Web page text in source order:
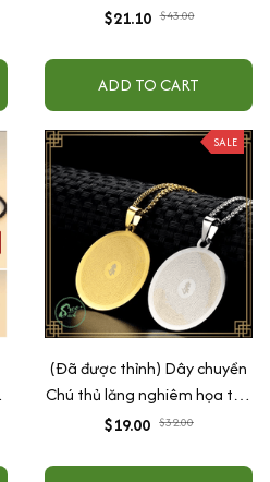
Lục Tự Đại Minh Chú (OM
$21.10 $43.00
ADD TO CART
SALE
(Đã được thỉnh) Dây chuyền
Chú thủ lăng nghiêm họa tiết
Om Mani
$19.00 $32.00